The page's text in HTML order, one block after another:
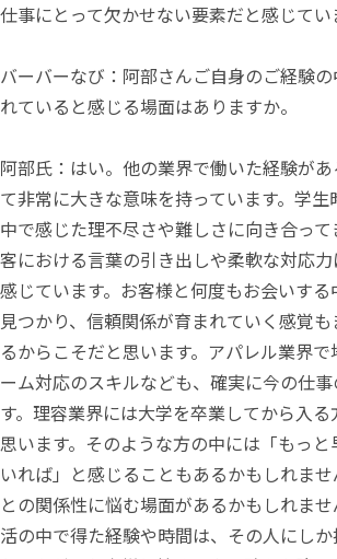
仕事にとって欠かせない要素だと感じてい
バーバーなび：阿部さんご自身のご経験
れていると感じる場面はありますか。
阿部氏：はい。他の業界で働いた経験が
て非常に大きな意味を持っています。学
中で感じた理不尽さや難しさに向き合っ
客における言葉の引き出しや柔軟な対応
感じています。お客様と何度もお会いす
見つかり、信頼関係が育まれていく感覚
るからこそだと思います。アパレル業界
ーム対応のスキルなども、確実に今の仕
す。理容業界には大学を卒業してから入
思います。そのような方の中には「もっ
いれば」と感じることもあるかもしれま
との関係性に悩む場面があるかもしれま
活の中で得た経験や時間は、その人にし